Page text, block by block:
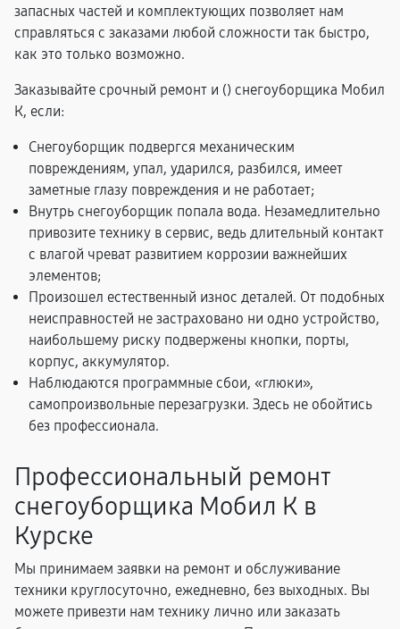
запасных частей и комплектующих позволяет нам
справляться с заказами любой сложности так быстро,
как это только возможно.
Заказывайте срочный ремонт и () снегоуборщика Мобил
К, если:
Снегоуборщик подвергся механическим
повреждениям, упал, ударился, разбился, имеет
заметные глазу повреждения и не работает;
Внутрь снегоуборщик попала вода. Незамедлительно
привозите технику в сервис, ведь длительный контакт
с влагой чреват развитием коррозии важнейших
элементов;
Произошел естественный износ деталей. От подобных
неисправностей не застраховано ни одно устройство,
наибольшему риску подвержены кнопки, порты,
корпус, аккумулятор.
Наблюдаются программные сбои, «глюки»,
самопроизвольные перезагрузки. Здесь не обойтись
без профессионала.
Профессиональный ремонт
снегоуборщика Мобил К в
Курске
Мы принимаем заявки на ремонт и обслуживание
техники круглосуточно, ежедневно, без выходных. Вы
можете привезти нам технику лично или заказать